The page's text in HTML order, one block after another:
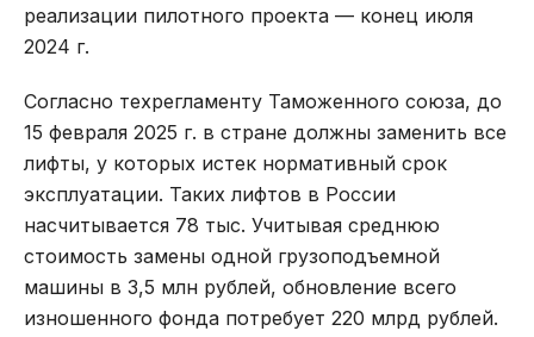
реализации пилотного проекта — конец июля
2024 г.
Согласно техрегламенту Таможенного союза, до
15 февраля 2025 г. в стране должны заменить все
лифты, у которых истек нормативный срок
эксплуатации. Таких лифтов в России
насчитывается 78 тыс. Учитывая среднюю
стоимость замены одной грузоподъемной
машины в 3,5 млн рублей, обновление всего
изношенного фонда потребует 220 млрд рублей.